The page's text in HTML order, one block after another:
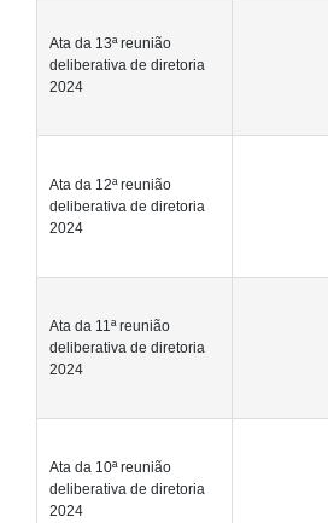
Ata da 13ª reunião
deliberativa de diretoria
2024
Ata da 12ª reunião
deliberativa de diretoria
2024
Ata da 11ª reunião
deliberativa de diretoria
2024
Ata da 10ª reunião
deliberativa de diretoria
2024